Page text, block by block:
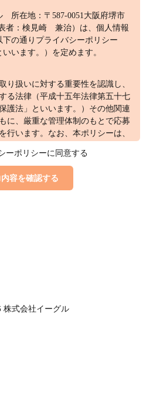
所在地：〒587-0051大阪府堺市
者：検見崎　兼治）は、個人情報
の通りプライバシーポリシー
いいます。）を定めます。
り扱いに対する重要性を認識し、
る法律（平成十五年法律第五十七
護法」といいます。）その他関連
に、厳重な管理体制のもとで応募
行います。なお、本ポリシーは、
個人情報」とは、個人情報保護法
第三者への提供の停止を行うこと
ーポリシーに同意する
内容を確認する
株式会社イーグル